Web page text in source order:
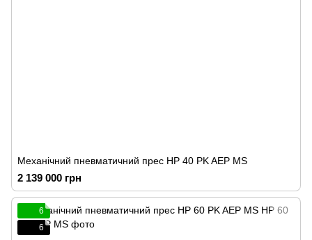
Механічний пневматичний прес HP 40 PK AEP MS
2 139 000 грн
6
6